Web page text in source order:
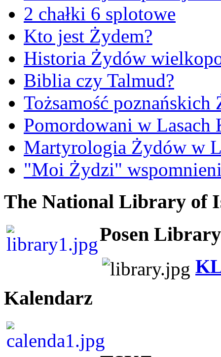
2 chałki 6 splotowe
Kto jest Żydem?
Historia Żydów
Biblia czy Talmud?
Tożsamość poznańskich
Pomordowani w Lasach
Martyrologia Żydów w
"Moi Żydzi"
The National Library of
Posen Library
Kalendarz